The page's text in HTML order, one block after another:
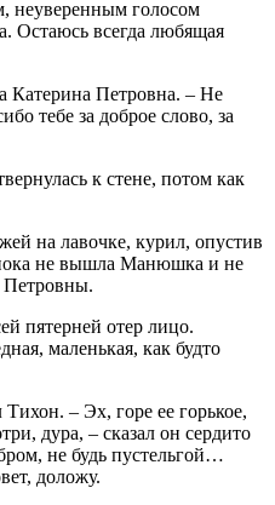
неуверенным голосом
Остаюсь всегда любящая
Катерина Петровна. – Не
тебе за доброе слово, за
к стене, потом как
на лавочке, курил, опустив
не вышла Манюшка и не
Петровны.
пятерней отер лицо.
маленькая, как будто
– Эх, горе ее горькое,
дура, – сказал он сердито
не будь пустельгой…
доложу.